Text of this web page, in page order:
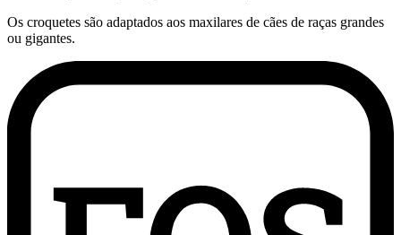
Os croquetes são adaptados aos maxilares de cães de raças grandes
ou gigantes.